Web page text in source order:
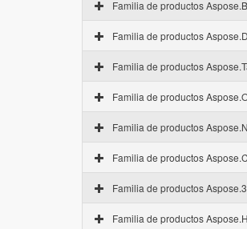
Familia de productos
Familia de productos
Familia de productos
Familia de productos
Familia de productos
Familia de productos
Familia de productos
Familia de productos